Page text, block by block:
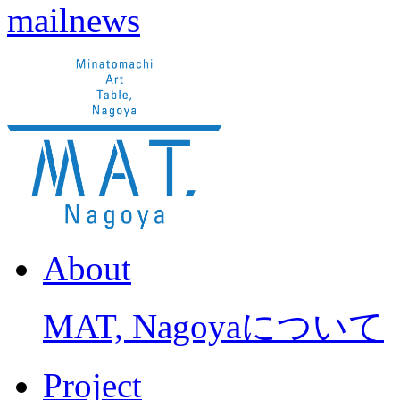
About
MAT, Nagoyaについて
Project